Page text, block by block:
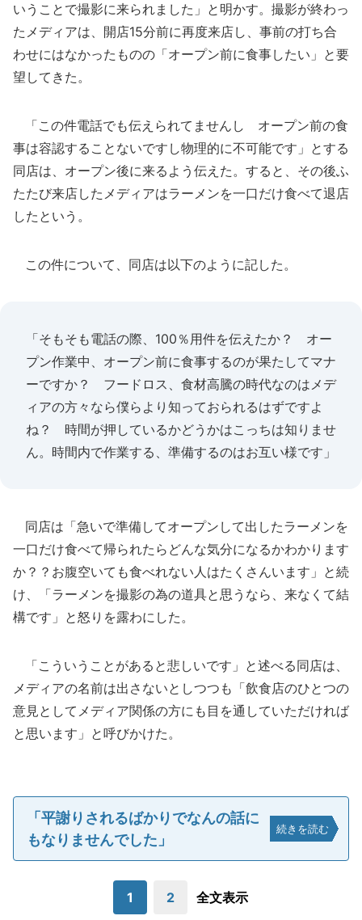
いうことで撮影に来られました」と明かす。撮影が終わっ
たメディアは、開店15分前に再度来店し、事前の打ち合
わせにはなかったものの「オープン前に食事したい」と要
望してきた。
「この件電話でも伝えられてませんし オープン前の食
事は容認することないですし物理的に不可能です」とする
同店は、オープン後に来るよう伝えた。すると、その後ふ
たたび来店したメディアはラーメンを一口だけ食べて退店
したという。
この件について、同店は以下のように記した。
「そもそも電話の際、100％用件を伝えたか？ オー
プン作業中、オープン前に食事するのが果たしてマナ
ーですか？ フードロス、食材高騰の時代なのはメデ
ィアの方々なら僕らより知っておられるはずですよ
ね？ 時間が押しているかどうかはこっちは知りませ
ん。時間内で作業する、準備するのはお互い様です」
同店は「急いで準備してオープンして出したラーメンを
一口だけ食べて帰られたらどんな気分になるかわかります
か？？お腹空いても食べれない人はたくさんいます」と続
け、「ラーメンを撮影の為の道具と思うなら、来なくて結
構です」と怒りを露わにした。
「こういうことがあると悲しいです」と述べる同店は、
メディアの名前は出さないとしつつも「飲食店のひとつの
意見としてメディア関係の方にも目を通していただければ
と思います」と呼びかけた。
「平謝りされるばかりでなんの話に
もなりませんでした」
続きを読む
1 2 全文表示